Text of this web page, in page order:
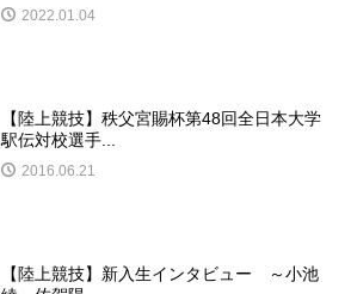
2022.01.04
【陸上競技】秩父宮賜杯第48回全日本大学
駅伝対校選手...
2016.06.21
【陸上競技】新入生インタビュー ～小池